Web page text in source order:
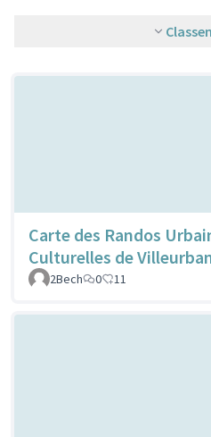
Carte des Randos
Culturelles de
2Bech
0 11